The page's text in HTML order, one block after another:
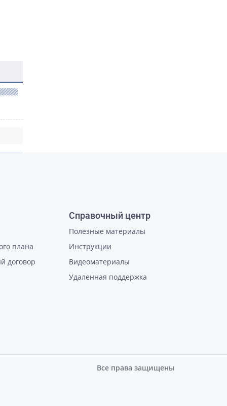
плана
договор
Справочный центр
Полезные материалы
Инструкции
Видеоматериалы
Удаленная поддержка
Все права защищены